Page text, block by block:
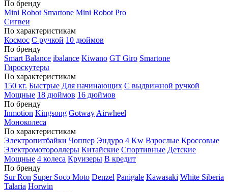
По бренду
Mini Robot Smartone Mini Robot Pro
Сигвеи
По характеристикам
Космос С ручкой 10 дюймов
По бренду
Smart Balance ibalance Kiwano GT Giro Smartone
Гироскутеры
По характеристикам
150 кг. Быстрые Для начинающих С выдвижной ручкой
Мощные 18 дюймов 16 дюймов
По бренду
Inmotion Kingsong Gotway Airwheel
Моноколеса
По характеристикам
Электропитбайки Чоппер Эндуро 4 Kw Взрослые Кроссовые
Электромотороллеры Китайские Спортивные Детские
Мощные 4 колеса Круизеры В кредит
По бренду
Sur Ron Super Soco Moto Denzel Panigale Kawasaki White Siberia
Talaria Horwin